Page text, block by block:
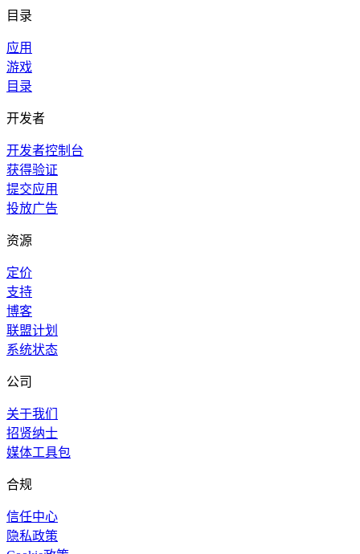
目录
应用
游戏
目录
开发者
开发者控制台
获得验证
提交应用
投放广告
资源
定价
支持
博客
联盟计划
系统状态
公司
关于我们
招贤纳士
媒体工具包
合规
信任中心
隐私政策